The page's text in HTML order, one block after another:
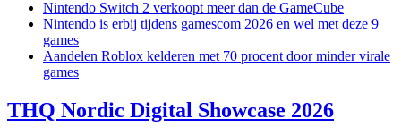
Nintendo Switch 2 verkoopt meer dan de GameCube
Nintendo is erbij tijdens gamescom 2026 en wel met deze 9
games
Aandelen Roblox kelderen met 70 procent door minder virale
games
THQ Nordic Digital Showcase 2026